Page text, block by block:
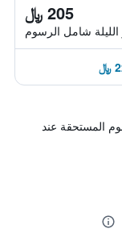
205 ﷼
شامل الرسوم
المستحقة عند